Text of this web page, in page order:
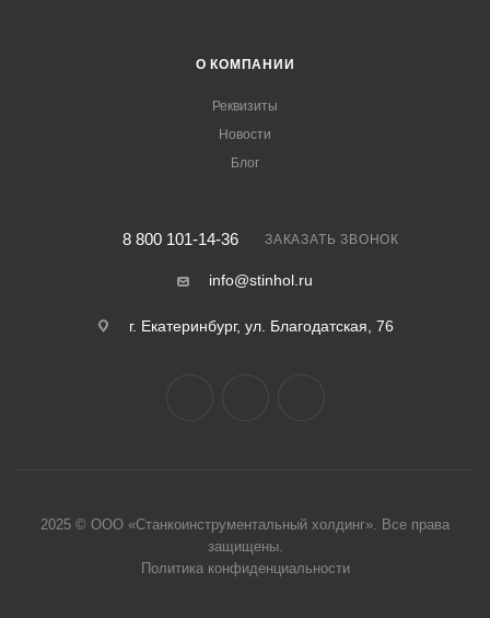
О КОМПАНИИ
Реквизиты
Новости
Блог
8 800 101-14-36 ЗАКАЗАТЬ ЗВОНОК
info@stinhol.ru
г. Екатеринбург, ул. Благодатская, 76
2025 © ООО «Станкоинструментальный холдинг». Все права
защищены.
Политика конфиденциальности